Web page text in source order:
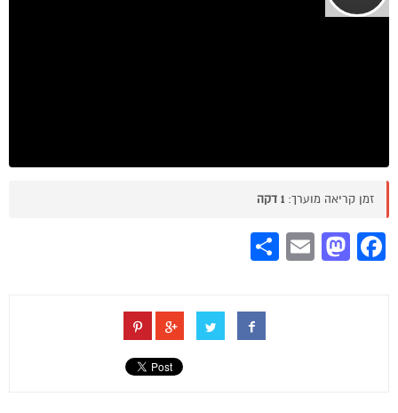
זמן קריאה מוערך: 1 דקה
Facebook
Mastodon
Email